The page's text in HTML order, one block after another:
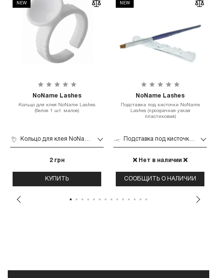
NEW
NoName Lashes
Кольцо для клея NoName Lashes
(белое 1 шт. малое)
2 грн
КУПИТЬ
NEW
NoName Lashes
Подставка под кисточки NoName
Lashes (прозрачная узкая
пластиковая)
❌ Нет в наличии ❌
СООБЩИТЬ О НАЛИЧИИ